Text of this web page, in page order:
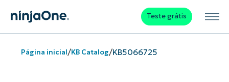
Teste grátis
Página inicial/KB Catalog/KB5066725